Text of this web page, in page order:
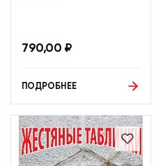
790,00 ₽
ПОДРОБНЕЕ